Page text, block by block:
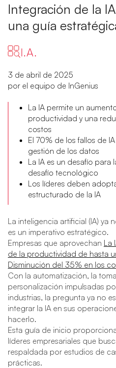
Integración de la
una guía
I.A.
3 de abril de 2025
por el equipo de InGenius
La IA permite un
productividad y una
costos
El 70% de los fallos de
gestión de los datos
La IA es un desafío para
desafío tecnológico
Los líderes deben
estructurado de la IA
La inteligencia artificial (IA) ya
es un imperativo estratégico.
Empresas que aprovechan La
de la productividad de hasta
Disminución del 35% en los
Con la automatización, la
personalización impulsadas
industrias, la pregunta ya no
integrar la IA en sus
hacerlo.
Esta guía de inicio
líderes empresariales que
respaldada por estudios de
prácticas.